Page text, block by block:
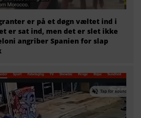
er på et døgn væltet ind i
er sat ind, men det er slet ikke
angriber Spanien for slap